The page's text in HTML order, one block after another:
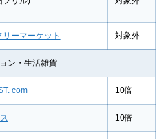
ーマーケット 対象外
ン・生活雑貨
com 10倍
10倍